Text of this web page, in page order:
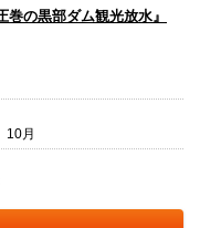
の黒部ダム観光放水』
月